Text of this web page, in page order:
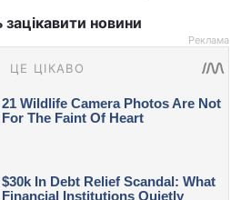
новини
Реклама